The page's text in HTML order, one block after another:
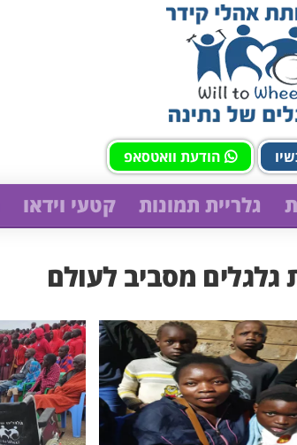
הודעת וואטסאפ
גלריית תמונות קטעי וידאו
גלגלים מסביב לעולם